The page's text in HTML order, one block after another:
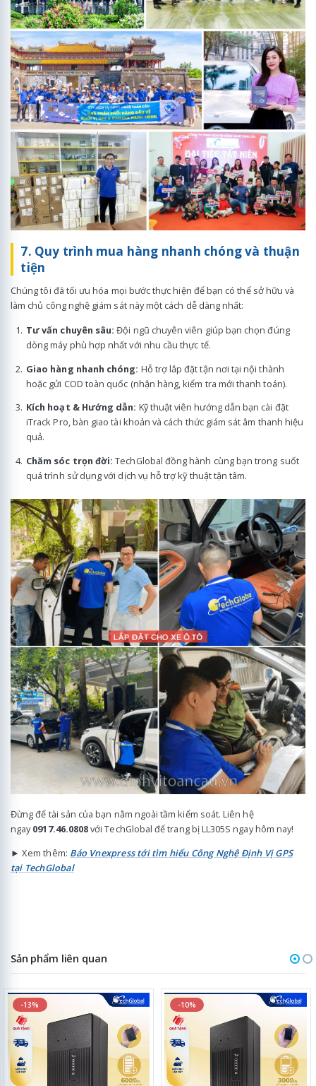
7. Quy trình mua hàng nhanh chóng và thuận
tiện
Chúng tôi đã tối ưu hóa mọi bước thực hiện để bạn có thể sở hữu và
làm chủ công nghệ giám sát này một cách dễ dàng nhất:
Tư vấn chuyên sâu: Đội ngũ chuyên viên giúp bạn chọn đúng
dòng máy phù hợp nhất với nhu cầu thực tế.
Giao hàng nhanh chóng: Hỗ trợ lắp đặt tận nơi tại nội thành
hoặc gửi COD toàn quốc (nhận hàng, kiểm tra mới thanh toán).
Kích hoạt & Hướng dẫn: Kỹ thuật viên hướng dẫn bạn cài đặt
iTrack Pro, bàn giao tài khoản và cách thức giám sát âm thanh hiệu
quả.
Chăm sóc trọn đời: TechGlobal đồng hành cùng bạn trong suốt
quá trình sử dụng với dịch vụ hỗ trợ kỹ thuật tận tâm.
Đừng để tài sản của bạn nằm ngoài tầm kiểm soát. Liên hệ
ngay0917.46.0808với TechGlobal để trang bị LL305S ngay hôm nay!
► Xem thêm: Báo Vnexpress tới tìm hiểu Công Nghệ Định Vị GPS
tại TechGlobal
Sản phẩm liên quan
-13% -10%